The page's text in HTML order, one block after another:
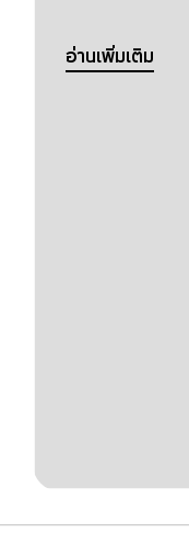
อ่านเพิ่มเติม